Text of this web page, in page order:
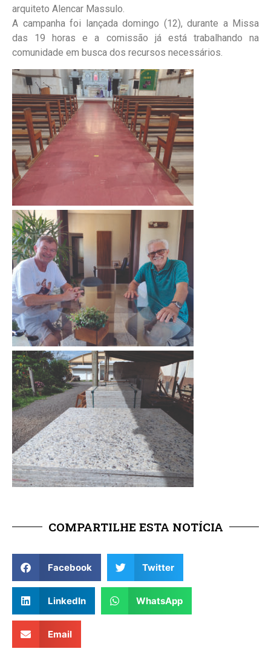
arquiteto Alencar Massulo.
A campanha foi lançada domingo (12), durante a Missa
das 19 horas e a comissão já está trabalhando na
comunidade em busca dos recursos necessários.
COMPARTILHE ESTA NOTÍCIA
Facebook Twitter
LinkedIn WhatsApp
Email